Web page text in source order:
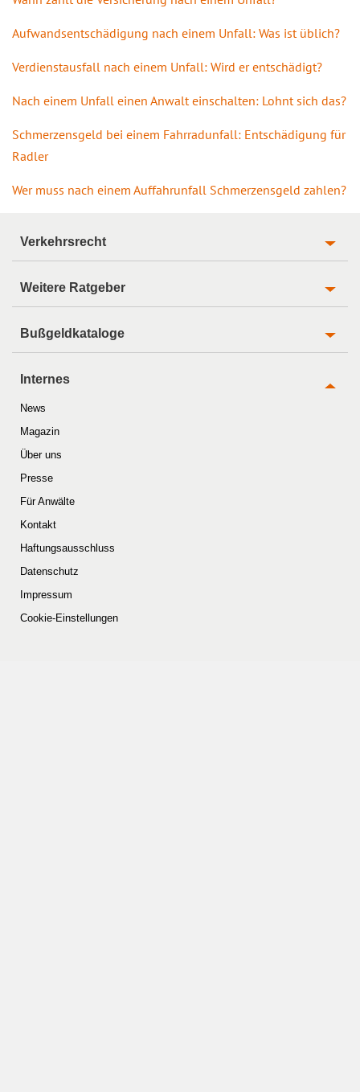
Aufwandsentschädigung nach einem Unfall: Was ist üblich?
Verdienstausfall nach einem Unfall: Wird er entschädigt?
Nach einem Unfall einen Anwalt einschalten: Lohnt sich das?
Schmerzensgeld bei einem Fahrradunfall: Entschädigung für
Radler
Wer muss nach einem Auffahrunfall Schmerzensgeld zahlen?
Verkehrsrecht
Weitere Ratgeber
Bußgeldkataloge
Internes
News
Magazin
Über uns
Presse
Für Anwälte
Kontakt
Haftungsausschluss
Datenschutz
Impressum
Cookie-Einstellungen